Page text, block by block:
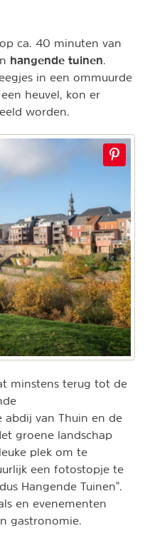
ca. 40 minuten van
hangende tuinen
in een ommuurde
heuvel, kon er
worden.
minstens terug tot de
abdij van Thuin en de
groene landschap
plek om te
een fotostopje te
Hangende Tuinen".
en evenementen
gastronomie.